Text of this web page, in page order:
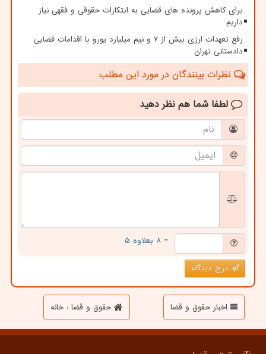
برای کاهش پرونده های قضایی به ابتکارات حقوقی و فقهی نیاز
داریم
رفع تعهدات ارزی بیش از ۷ و نیم میلیارد یورو با اقدامات قضایی
دادستانی تهران
نظرات بینندگان در مورد این مطلب
لطفا شما هم نظر دهید
= ۸ بعلاوه ۵
درج دیدگاه
اخبار حقوق و قضا حقوق و قضا : خانه